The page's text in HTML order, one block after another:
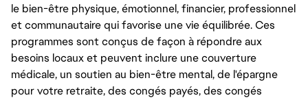
le bien-être physique, émotionnel, financier, professionnel
et communautaire qui favorise une vie équilibrée. Ces
programmes sont conçus de façon à répondre aux
besoins locaux et peuvent inclure une couverture
médicale, un soutien au bien-être mental, de l'épargne
pour votre retraite, des congés payés, des congés